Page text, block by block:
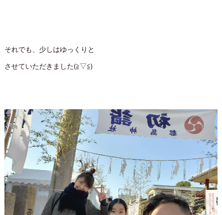
それでも、少しはゆっくりと
させていただきました(≧▽≦)